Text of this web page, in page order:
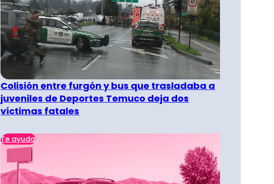
Colisión entre furgón y bus que trasladaba a
juveniles de Deportes Temuco deja dos
víctimas fatales
Te ayuda